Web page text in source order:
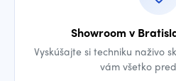
Showroom v
Vyskúšajte si techniku naživo
vám všetko